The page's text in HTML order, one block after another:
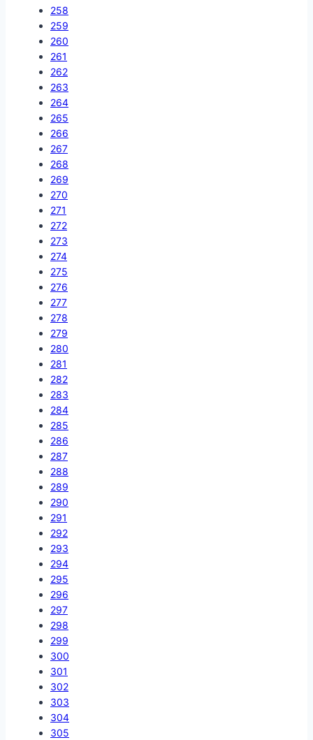
258
259
260
261
262
263
264
265
266
267
268
269
270
271
272
273
274
275
276
277
278
279
280
281
282
283
284
285
286
287
288
289
290
291
292
293
294
295
296
297
298
299
300
301
302
303
304
305